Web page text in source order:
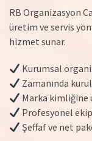
RB Organizasyon
üretim ve servis
hizmet sunar.
Kurumsal
Zamanında
Marka kimliğine
Profesyonel
Şeffaf ve net